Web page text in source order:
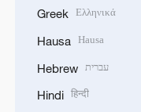
Greek Ελληνικά
Hausa Hausa
Hebrew עברית
Hindi हिन्दी